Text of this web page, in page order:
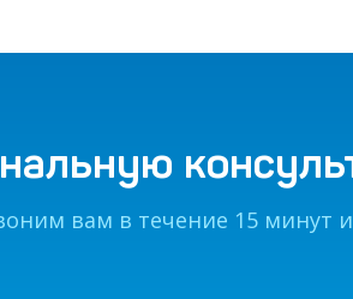
вам в течение 15 минут